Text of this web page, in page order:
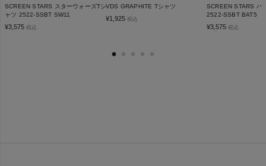
SCREEN STARS スターウォーズTシ
ャツ 2522-SSBT SW11
¥3,575 税込
VDS GRAPHITE Tシャツ
¥1,925 税込
SCREEN STARS バ
2522-SSBT BAT5
¥3,575 税込